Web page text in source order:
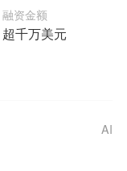
融资金额
超千万美元
AI